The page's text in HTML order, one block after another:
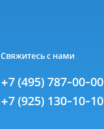
Свяжитесь с нами
+7 (495) 787-00-00
+7 (925) 130-10-10